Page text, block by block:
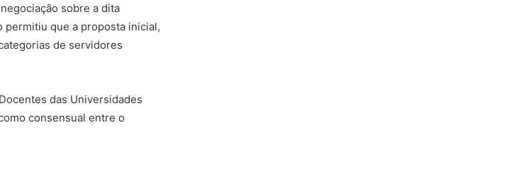
sobre a dita
permitiu que a proposta inicial,
de servidores
das Universidades
consensual entre o